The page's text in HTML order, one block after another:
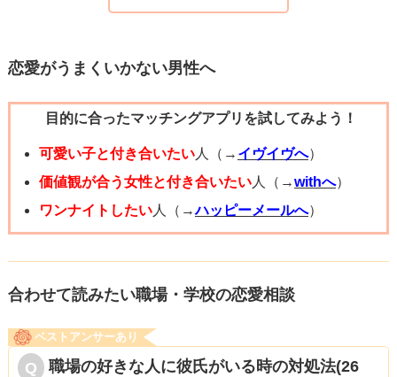
恋愛がうまくいかない男性へ
目的に合ったマッチングアプリを試してみよう！
可愛い子と付き合いたい人（→ イヴイヴへ）
価値観が合う女性と付き合いたい人（→withへ）
ワンナイトしたい人（→ハッピーメールへ）
合わせて読みたい職場・学校の恋愛相談
ベストアンサーあり
職場の好きな人に彼氏がいる時の対処法(26